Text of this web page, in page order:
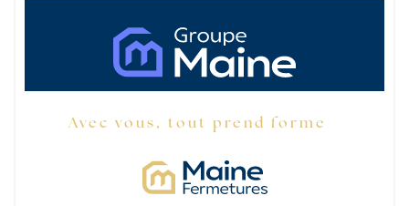
Avec vous, tout prend forme